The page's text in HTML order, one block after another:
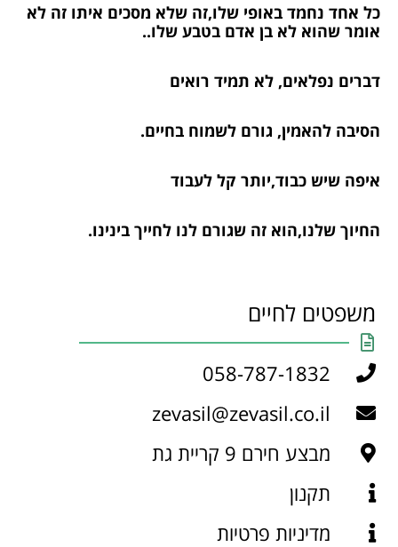
כל אחד נחמד באופי שלו,זה שלא מסכים איתו זה לא
אומר שהוא לא בן אדם בטבע שלו..
דברים נפלאים, לא תמיד רואים
הסיבה להאמין, גורם לשמוח בחיים.
איפה שיש כבוד,יותר קל לעבוד
החיוך שלנו,הוא זה שגורם לנו לחייך בינינו.
משפטים לחיים
058-787-1832
zevasil@zevasil.co.il
מבצע חירם 9 קריית גת
תקנון
מדיניות פרטיות